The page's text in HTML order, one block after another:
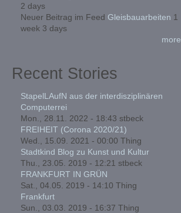
2 days
Neuer Beitrag im Feed Gleisbauarbeiten 1
week 3 days
more
Recent Stories
StapelLAufN aus der interdisziplinären
Computerrei
Mon., 28.11. 2022 - 18:43 stbeck
FREIHEIT (Corona 2020/21)
Wed., 15.09. 2021 - 00:00 Thing
Stadtkind Blog zu Kunst und Kultur
Thu., 23.05. 2019 - 12:21 stbeck
FRANKFURT IN GRÜN
Sat., 04.05. 2019 - 14:10 Thing
Frankfurt
Sun., 03.03. 2019 - 16:37 Thing